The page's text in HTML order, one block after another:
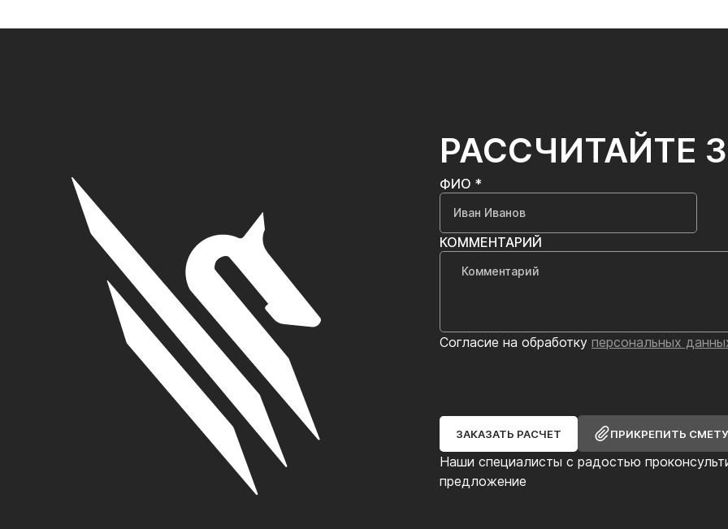
РАССЧИТАЙТЕ
Наши специалисты с радостью
предложение
ФИО *
КОММЕНТАРИЙ
Согласие на обработку персональных
ЗАКАЗАТЬ РАСЧЕТ ПРИКРЕПИТЬ СМЕТУ